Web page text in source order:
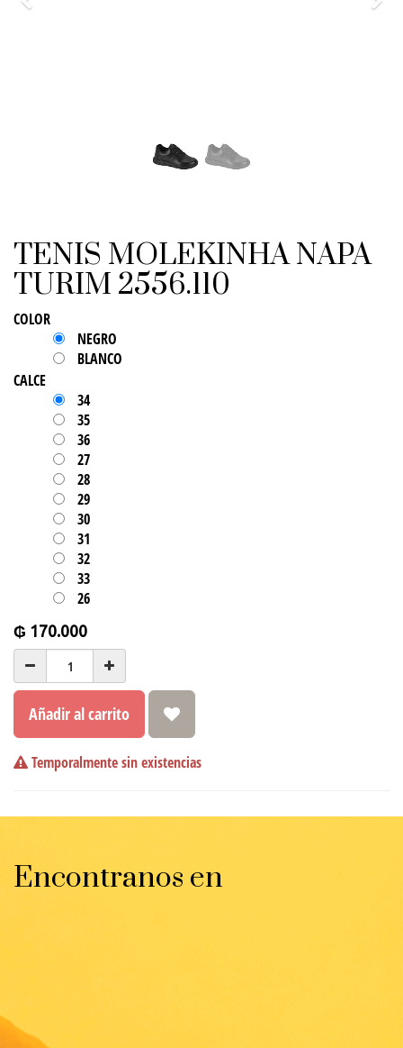
TENIS MOLEKINHA NAPA
TURIM 2556.110
COLOR
NEGRO
BLANCO
CALCE
34
35
36
27
28
29
30
31
32
33
26
₲ 170.000
Añadir al carrito
Temporalmente sin existencias
Encontranos en